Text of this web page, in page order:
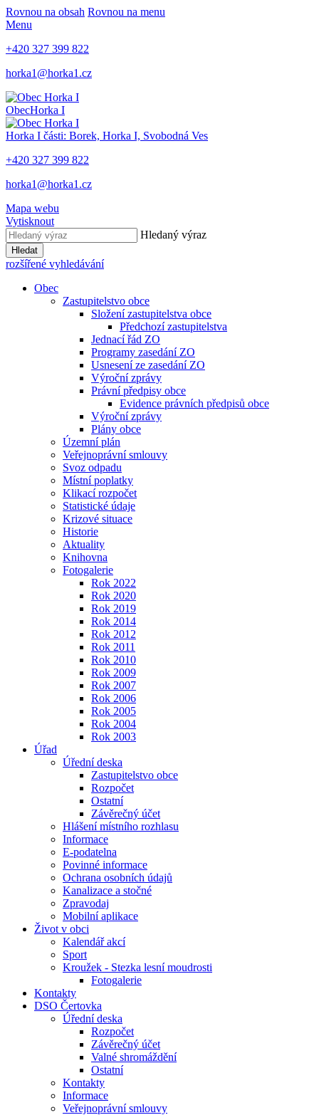
Rovnou na obsah Rovnou na menu
Menu
+420 327 399 822
horka1@horka1.cz
ObecHorka I
Horka I části: Borek, Horka I, Svobodná Ves
+420 327 399 822
horka1@horka1.cz
Mapa webu
Vytisknout
Hledaný výraz
Hledat
rozšířené vyhledávání
Obec
Zastupitelstvo obce
Složení zastupitelstva obce
Předchozí zastupitelstva
Jednací řád ZO
Programy zasedání ZO
Usnesení ze zasedání ZO
Výroční zprávy
Právní předpisy obce
Evidence právních předpisů obce
Výroční zprávy
Plány obce
Územní plán
Veřejnoprávní smlouvy
Svoz odpadu
Místní poplatky
Klikací rozpočet
Statistické údaje
Krizové situace
Historie
Aktuality
Knihovna
Fotogalerie
Rok 2022
Rok 2020
Rok 2019
Rok 2014
Rok 2012
Rok 2011
Rok 2010
Rok 2009
Rok 2007
Rok 2006
Rok 2005
Rok 2004
Rok 2003
Úřad
Úřední deska
Zastupitelstvo obce
Rozpočet
Ostatní
Závěrečný účet
Hlášení místního rozhlasu
Informace
E-podatelna
Povinné informace
Ochrana osobních údajů
Kanalizace a stočné
Zpravodaj
Mobilní aplikace
Život v obci
Kalendář akcí
Sport
Kroužek - Stezka lesní moudrosti
Fotogalerie
Kontakty
DSO Čertovka
Úřední deska
Rozpočet
Závěrečný účet
Valné shromáždění
Ostatní
Kontakty
Informace
Veřejnoprávní smlouvy